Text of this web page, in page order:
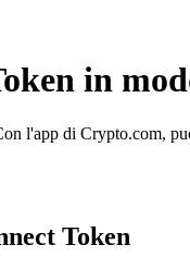
in
l'app di Crypto.com,
Token